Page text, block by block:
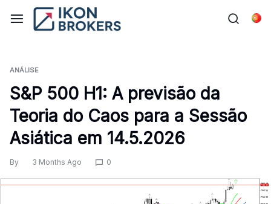
ANÁLISE
S&P 500 H1: A previsão da
Teoria do Caos para a Sessão
Asiática em 14.5.2026
By 3 Months Ago 0